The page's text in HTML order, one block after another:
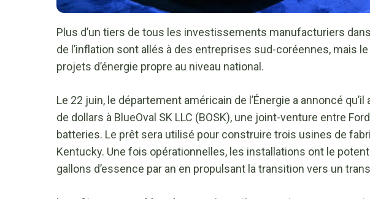
Plus d’un tiers de tous les investissements manufacturiers
de l’inflation sont allés à des entreprises sud-coréennes, mais
projets d’énergie propre au niveau national.
Le 22 juin, le département américain de l’Énergie a annoncé
de dollars à BlueOval SK LLC (BOSK), une joint-venture entre
batteries. Le prêt sera utilisé pour construire trois usines de
Kentucky. Une fois opérationnelles, les installations ont le
gallons d’essence par an en propulsant la transition vers un